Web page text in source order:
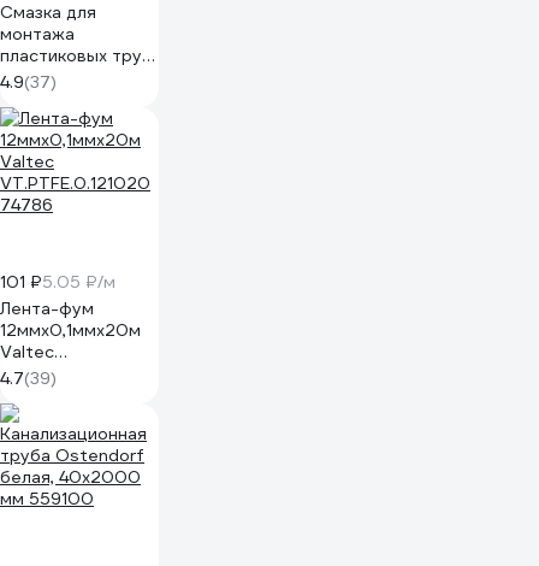
Смазка для
монтажа
пластиковых труб
системы
канализации
ВМПАВТО
PASTUM 400мл
флакон-аэрозоль
8111
4.9(37)
101 ₽5.05 ₽/м
Лента-фум
12ммх0,1ммх20м
Valtec
VT.PTFE.0.121020
74786
4.7(39)